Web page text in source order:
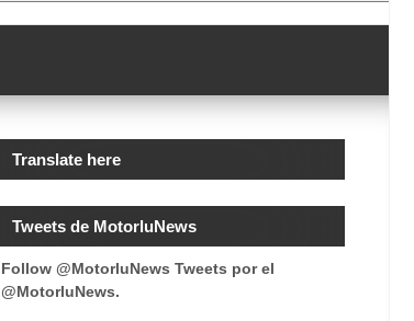
Translate here
Tweets de MotorluNews
Follow @MotorluNews Tweets por el
@MotorluNews.